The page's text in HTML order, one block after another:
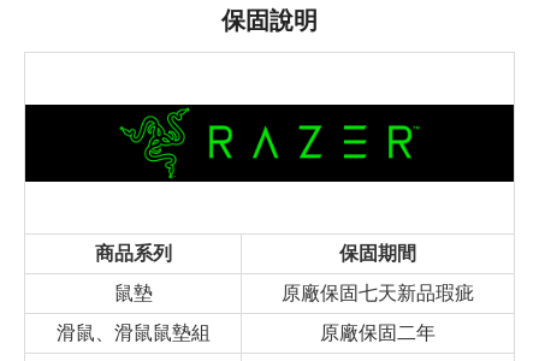
保固說明
商品系列
保固期間
鼠墊
原廠保固七天新品瑕疵
滑鼠、滑鼠鼠墊組
原廠保固二年